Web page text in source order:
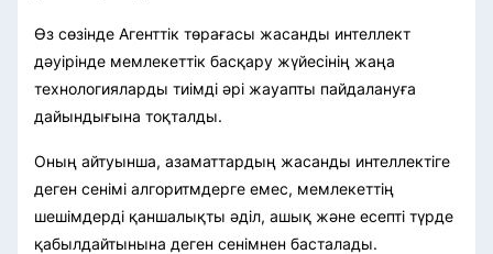
Өз сөзінде Агенттік төрағасы жасанды интеллект
дәуірінде мемлекеттік басқару жүйесінің жаңа
технологияларды тиімді әрі жауапты пайдалануға
дайындығына тоқталды.
Оның айтуынша, азаматтардың жасанды интеллектіге
деген сенімі алгоритмдерге емес, мемлекеттің
шешімдерді қаншалықты әділ, ашық және есепті түрде
қабылдайтынына деген сенімнен басталады.